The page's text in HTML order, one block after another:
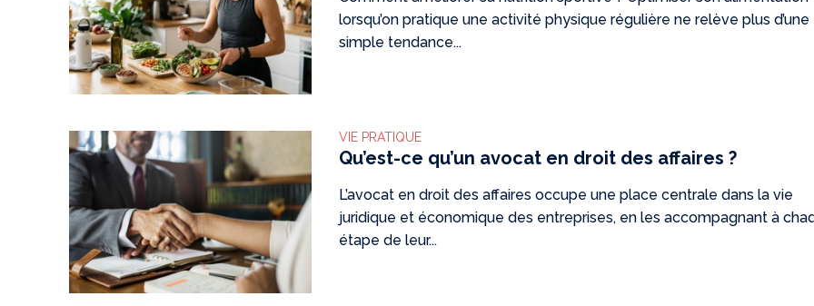
lorsqu’on pratique une activité physique régulière ne relève plus d’une
simple tendance...
VIE PRATIQUE
Qu’est-ce qu’un avocat en droit des affaires ?
L’avocat en droit des affaires occupe une place centrale dans la vie
juridique et économique des entreprises, en les accompagnant à
étape de leur...